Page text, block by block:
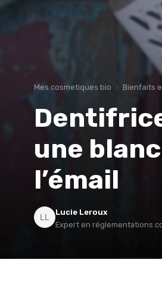
Mes cosmetiques bio Bienfaits
une
l’émail
Lucie Leroux
Expert en réglementations